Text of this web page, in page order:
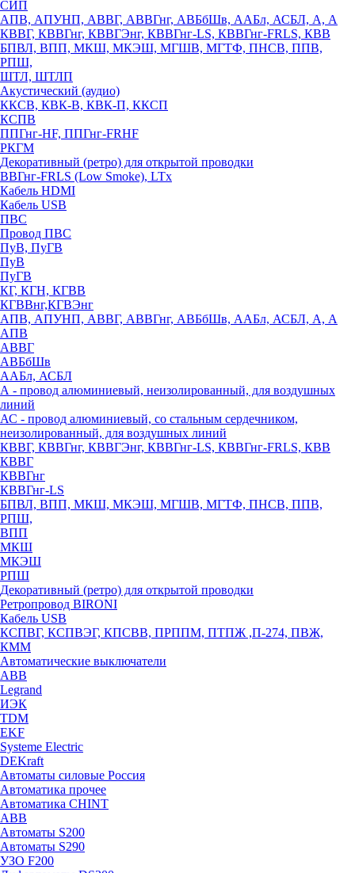
СИП
АПВ, АПУНП, АВВГ, АВВГнг, АВБбШв, ААБл, АСБЛ, А, А
КВВГ, КВВГнг, КВВГЭнг, КВВГнг-LS, КВВГнг-FRLS, КВВ
БПВЛ, ВПП, МКШ, МКЭШ, МГШВ, МГТФ, ПНСВ, ППВ,
РПШ,
ШТЛ, ШТЛП
Акустический (аудио)
ККСВ, КВК-В, КВК-П, ККСП
КСПВ
ППГнг-HF, ППГнг-FRHF
РКГМ
Декоративный (ретро) для открытой проводки
ВВГнг-FRLS (Low Smoke), LTx
Кабель HDMI
Кабель USB
ПВС
Провод ПВС
ПуВ, ПуГВ
ПуВ
ПуГВ
КГ, КГН, КГВВ
КГВВнг,КГВЭнг
АПВ, АПУНП, АВВГ, АВВГнг, АВБбШв, ААБл, АСБЛ, А, А
АПВ
АВВГ
АВБбШв
ААБл, АСБЛ
А - провод алюминиевый, неизолированный, для воздушных
линий
АС - провод алюминиевый, со стальным сердечником,
неизолированный, для воздушных линий
КВВГ, КВВГнг, КВВГЭнг, КВВГнг-LS, КВВГнг-FRLS, КВВ
КВВГ
КВВГнг
КВВГнг-LS
БПВЛ, ВПП, МКШ, МКЭШ, МГШВ, МГТФ, ПНСВ, ППВ,
РПШ,
ВПП
МКШ
МКЭШ
РПШ
Декоративный (ретро) для открытой проводки
Ретропровод BIRONI
Кабель USB
КСПВГ, КСПВЭГ, КПСВВ, ПРППМ, ПТПЖ ,П-274, ПВЖ,
КММ
Автоматические выключатели
ABB
Legrand
ИЭК
TDM
EKF
Systeme Electric
DEKraft
Автоматы силовые Россия
Автоматика прочее
Автоматика CHINT
ABB
Автоматы S200
Автоматы S290
УЗО F200